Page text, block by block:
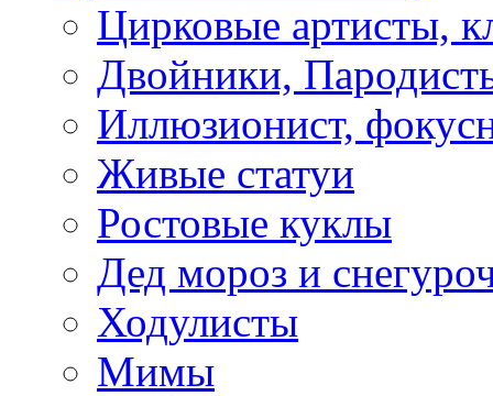
Цирковые артисты,
Двойники,
Иллюзионист,
Живые статуи
Ростовые куклы
Дед мороз и
Ходулисты
Мимы